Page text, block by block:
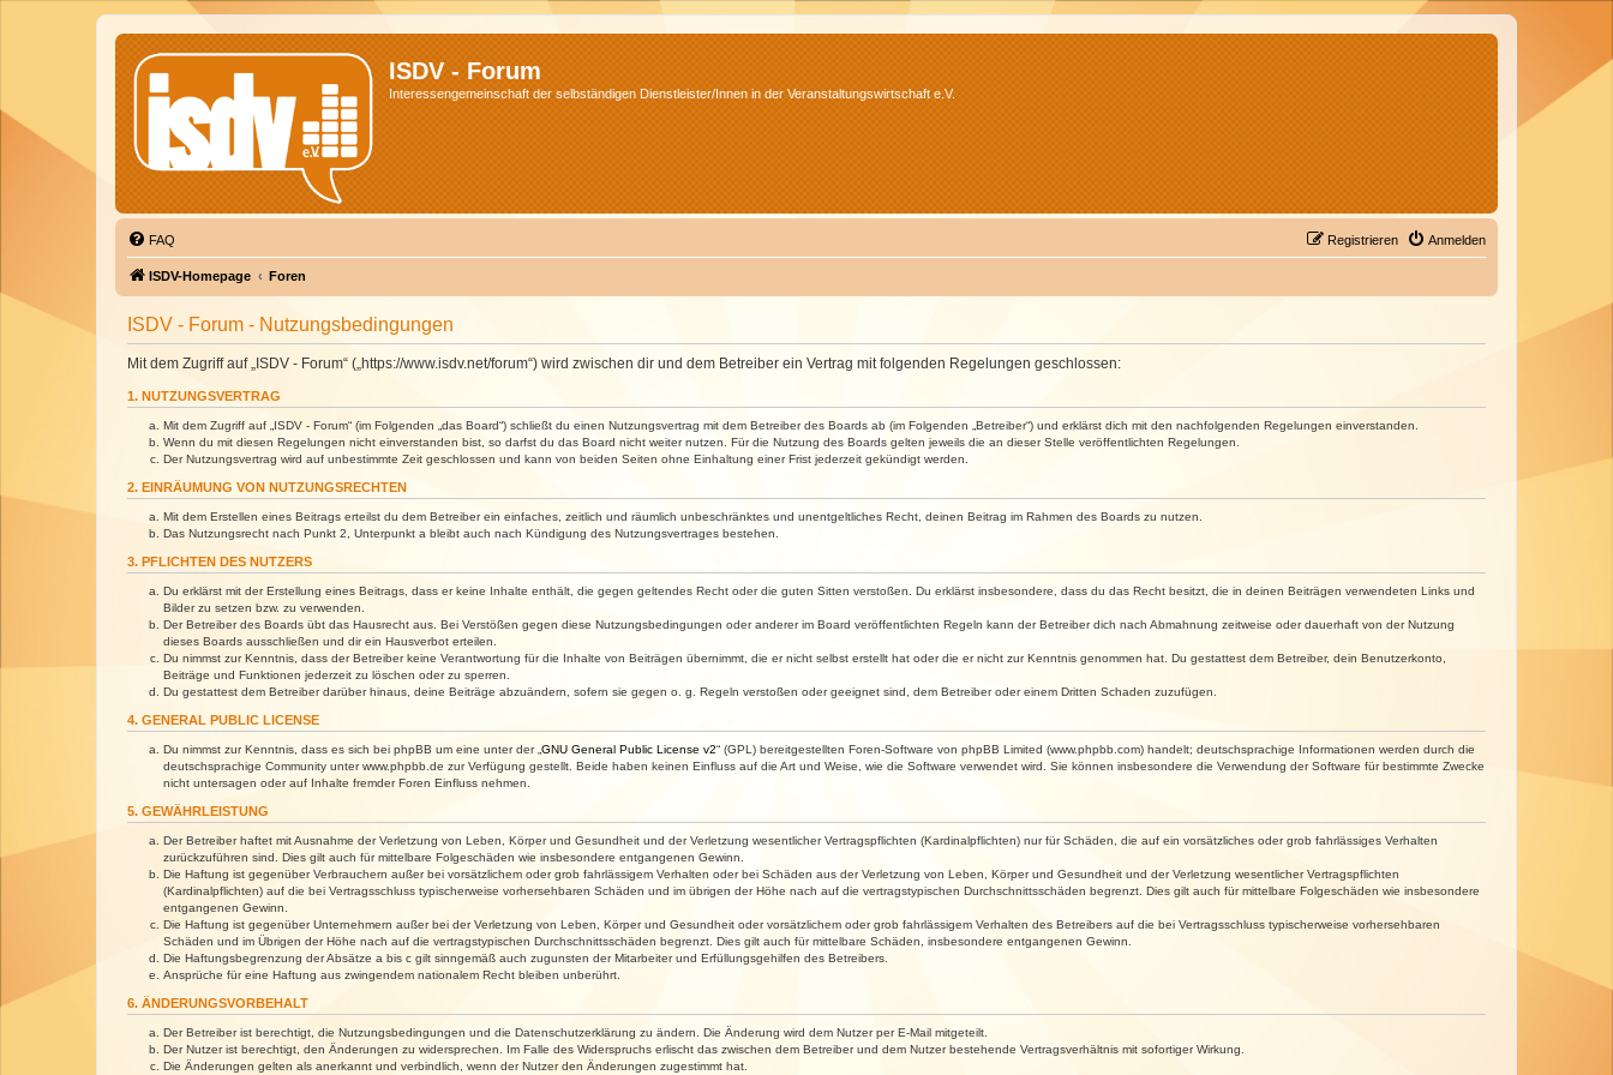
ISDV - Forum
Interessengemeinschaft der selbständigen Dienstleister/Innen in der Veranstaltungswirtschaft e.V.
FAQ Anmelden
Registrieren
ISDV-Homepage Foren
ISDV - Forum - Nutzungsbedingungen
Mit dem Zugriff auf „ISDV - Forum“ („https://www.isdv.net/forum“) wird zwischen dir und dem Betreiber ein Vertrag mit folgenden Regelungen geschlossen:
1. NUTZUNGSVERTRAG
Mit dem Zugriff auf „ISDV - Forum“ (im Folgenden „das Board“) schließt du einen Nutzungsvertrag mit dem Betreiber des Boards ab (im Folgenden „Betreiber“) und erklärst dich mit den nachfolgenden Regelungen einverstanden.
Wenn du mit diesen Regelungen nicht einverstanden bist, so darfst du das Board nicht weiter nutzen. Für die Nutzung des Boards gelten jeweils die an dieser Stelle veröffentlichten Regelungen.
Der Nutzungsvertrag wird auf unbestimmte Zeit geschlossen und kann von beiden Seiten ohne Einhaltung einer Frist jederzeit gekündigt werden.
2. EINRÄUMUNG VON NUTZUNGSRECHTEN
Mit dem Erstellen eines Beitrags erteilst du dem Betreiber ein einfaches, zeitlich und räumlich unbeschränktes und unentgeltliches Recht, deinen Beitrag im Rahmen des Boards zu nutzen.
Das Nutzungsrecht nach Punkt 2, Unterpunkt a bleibt auch nach Kündigung des Nutzungsvertrages bestehen.
3. PFLICHTEN DES NUTZERS
Du erklärst mit der Erstellung eines Beitrags, dass er keine Inhalte enthält, die gegen geltendes Recht oder die guten Sitten verstoßen. Du erklärst insbesondere, dass du das Recht besitzt, die in deinen Beiträgen verwendeten Links und
Bilder zu setzen bzw. zu verwenden.
Der Betreiber des Boards übt das Hausrecht aus. Bei Verstößen gegen diese Nutzungsbedingungen oder anderer im Board veröffentlichten Regeln kann der Betreiber dich nach Abmahnung zeitweise oder dauerhaft von der Nutzung
dieses Boards ausschließen und dir ein Hausverbot erteilen.
Du nimmst zur Kenntnis, dass der Betreiber keine Verantwortung für die Inhalte von Beiträgen übernimmt, die er nicht selbst erstellt hat oder die er nicht zur Kenntnis genommen hat. Du gestattest dem Betreiber, dein Benutzerkonto,
Beiträge und Funktionen jederzeit zu löschen oder zu sperren.
Du gestattest dem Betreiber darüber hinaus, deine Beiträge abzuändern, sofern sie gegen o. g. Regeln verstoßen oder geeignet sind, dem Betreiber oder einem Dritten Schaden zuzufügen.
4. GENERAL PUBLIC LICENSE
Du nimmst zur Kenntnis, dass es sich bei phpBB um eine unter der „ GNU General Public License v2“ (GPL) bereitgestellten Foren-Software von phpBB Limited (www.phpbb.com) handelt; deutschsprachige Informationen werden durch die
deutschsprachige Community unter www.phpbb.de zur Verfügung gestellt. Beide haben keinen Einfluss auf die Art und Weise, wie die Software verwendet wird. Sie können insbesondere die Verwendung der Software für bestimmte Zwecke
nicht untersagen oder auf Inhalte fremder Foren Einfluss nehmen.
5. GEWÄHRLEISTUNG
Der Betreiber haftet mit Ausnahme der Verletzung von Leben, Körper und Gesundheit und der Verletzung wesentlicher Vertragspflichten (Kardinalpflichten) nur für Schäden, die auf ein vorsätzliches oder grob fahrlässiges Verhalten
zurückzuführen sind. Dies gilt auch für mittelbare Folgeschäden wie insbesondere entgangenen Gewinn.
Die Haftung ist gegenüber Verbrauchern außer bei vorsätzlichem oder grob fahrlässigem Verhalten oder bei Schäden aus der Verletzung von Leben, Körper und Gesundheit und der Verletzung wesentlicher Vertragspflichten
(Kardinalpflichten) auf die bei Vertragsschluss typischerweise vorhersehbaren Schäden und im übrigen der Höhe nach auf die vertragstypischen Durchschnittsschäden begrenzt. Dies gilt auch für mittelbare Folgeschäden wie insbesondere
entgangenen Gewinn.
Die Haftung ist gegenüber Unternehmern außer bei der Verletzung von Leben, Körper und Gesundheit oder vorsätzlichem oder grob fahrlässigem Verhalten des Betreibers auf die bei Vertragsschluss typischerweise vorhersehbaren
Schäden und im Übrigen der Höhe nach auf die vertragstypischen Durchschnittsschäden begrenzt. Dies gilt auch für mittelbare Schäden, insbesondere entgangenen Gewinn.
Die Haftungsbegrenzung der Absätze a bis c gilt sinngemäß auch zugunsten der Mitarbeiter und Erfüllungsgehilfen des Betreibers.
Ansprüche für eine Haftung aus zwingendem nationalem Recht bleiben unberührt.
6. ÄNDERUNGSVORBEHALT
Der Betreiber ist berechtigt, die Nutzungsbedingungen und die Datenschutzerklärung zu ändern. Die Änderung wird dem Nutzer per E-Mail mitgeteilt.
Der Nutzer ist berechtigt, den Änderungen zu widersprechen. Im Falle des Widerspruchs erlischt das zwischen dem Betreiber und dem Nutzer bestehende Vertragsverhältnis mit sofortiger Wirkung.
Die Änderungen gelten als anerkannt und verbindlich, wenn der Nutzer den Änderungen zugestimmt hat.